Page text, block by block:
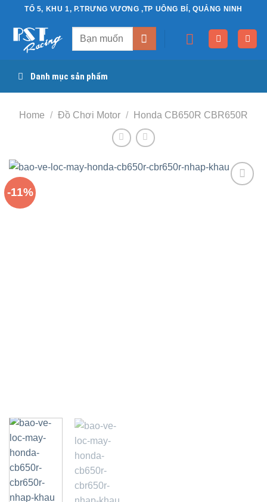
ChuyểnTỔ 5, KHU 1, P.TRƯNG VƯƠNG ,TP UÔNG BÍ, QUẢNG NINH
Search
Danh mục sản phẩm
Home / Đồ Chơi Motor / Honda CB650R CBR650R
-11%